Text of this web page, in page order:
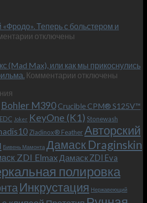
–
и
KeyOne
Теперь с больстером и
к
«Фродо».
Теперь
и
клипсой!
отключены
(Mad Max), или как мы прикоснулись
Комментарии к
Макс
(Mad
Max),
или
как
мы
прикоснулись
к
фильма.
отключены
Bohler M390Crucible CPM® S125V™
EDC Joker KeyOne (K1) Stonewash
Zladinox® FeatherАвторский
Бивень Мамонта Дамаск Draginskin
ZDI ElmaxДамаск ZDI Eva
полировка
Инкрустация Нержавеющий